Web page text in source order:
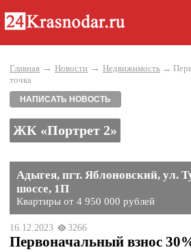
Главная → Новости → Недвижимость →
точка
НАПИСАТЬ НОВОСТЬ
ЖК «Портрет 2»
Адыгея, пгт. Яблоновский, ул.
шоссе, 1П
Квартиры от 4 950 000 рублей
16.12.2023 3266
Первоначальный взнос